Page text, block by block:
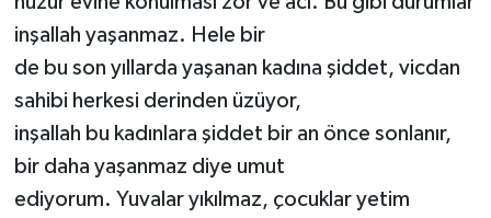
inşallah yaşanmaz. Hele bir
de bu son yıllarda yaşanan kadına şiddet, vicdan
sahibi herkesi derinden üzüyor,
inşallah bu kadınlara şiddet bir an önce sonlanır,
bir daha yaşanmaz diye umut
ediyorum. Yuvalar yıkılmaz, çocuklar yetim